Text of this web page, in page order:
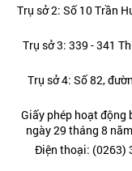
Trụ sở 2: Số 10 Trần
Trụ sở 3: 339 - 341
Trụ sở 4: Số 82,
Giấy phép hoạt động
ngày 29 tháng 8
Điện thoại: (0263)